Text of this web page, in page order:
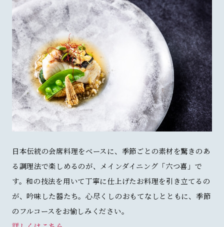
日本伝統の会席料理をベースに、季節ごとの素材を驚きのあ
る調理法で楽しめるのが、メインダイニング「六つ喜」で
す。和の技法を用いて丁寧に仕上げたお料理を引き立てるの
が、吟味した器たち。心尽くしのおもてなしとともに、季節
のフルコースをお愉しみください。